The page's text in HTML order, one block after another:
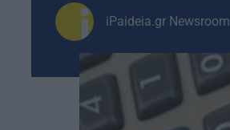
iPaideia.gr Newsroom